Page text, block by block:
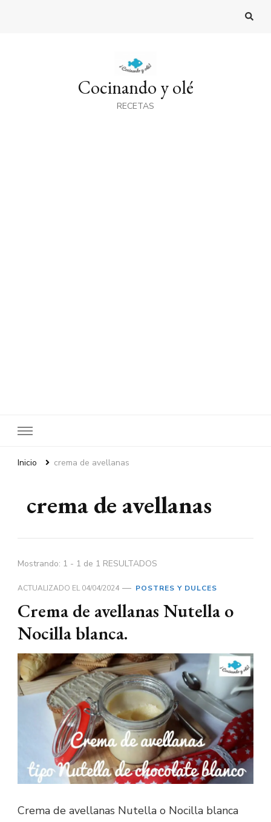
Cocinando y olé
RECETAS
Inicio crema de avellanas
crema de avellanas
Mostrando: 1 - 1 de 1 RESULTADOS
ACTUALIZADO EL04/04/2024 POSTRES Y DULCES
Crema de avellanas Nutella o
Nocilla blanca.
Crema de avellanas Nutella o Nocilla blanca